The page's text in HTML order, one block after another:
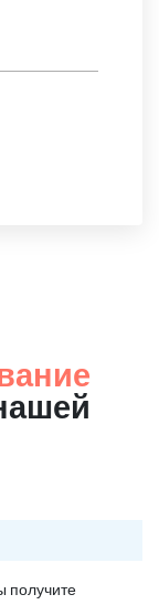
получите